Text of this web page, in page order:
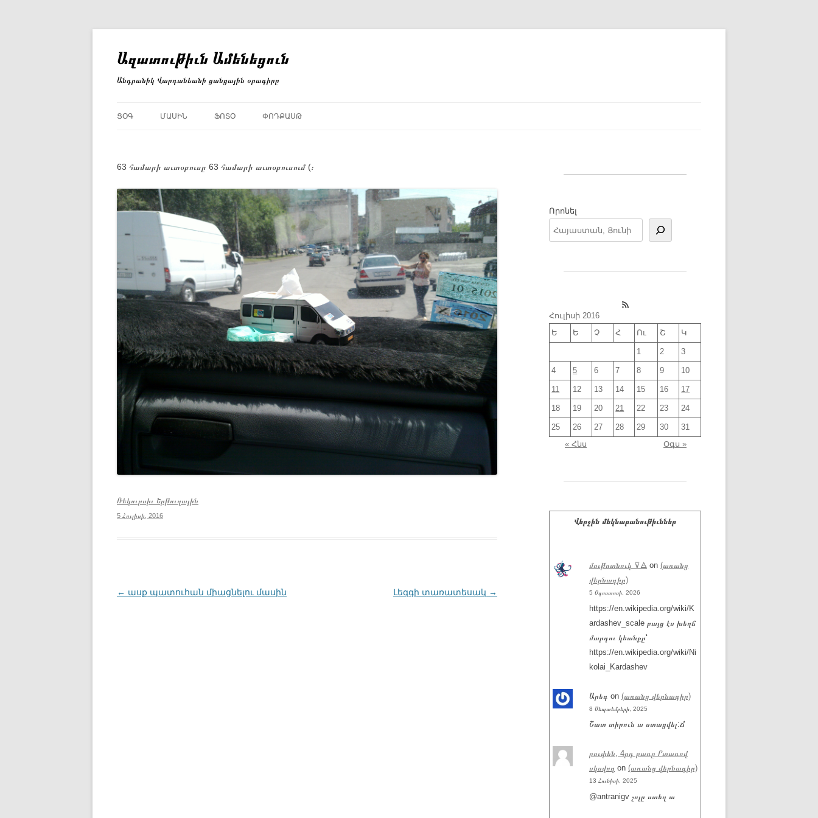
Ազատութիւն Ամենեցուն
Անդրանիկ Վարդանեանի ցանցային օրագիրը
ՑՕԳ ՄԱՍԻՆ ՖՈՏՕ ՓՈԴՔԱՍԹ
63 համարի աւտօբուսը 63 համարի աւտօբուսում (։
Ռեկուրսիւ Երթուղային
5 Հուլիսի, 2016
Գրառումների
← ասք պատուհան միացնելու մասին Լեգգի տառատեսակ →
Որոնել
RSS Feed
Հուլիսի 2016
Ե
Ե Չ Հ Ու Շ Կ
1 2 3
4 5 6 7 8 9 10
11 12 13 14 15 16 17
18 19 20 21 22 23 24
25 26 27 28 29 30
31
« Հնս
Օգս »
Վերջին մեկնաբանութիւններ
մութոտնուկ ⊽🜁 on (առանց
վերնագիր)
5 Օգոստոսի, 2026
https://en.wikipedia.org/wiki/K
ardashev_scale բայց էս խեղճ
մարդու կեանքը՝
https://en.wikipedia.org/wiki/Ni
kolai_Kardashev
Արեգ on (առանց վերնագիր)
8 Սեպտեմբերի, 2025
Շատ տիրուն ա ստացվել:Ճ
րուփեն, 4րդ բառը Րտառով
սկսվող on (առանց վերնագիր)
13 Հունիսի, 2025
@antranigv չոլը ստեղ ա